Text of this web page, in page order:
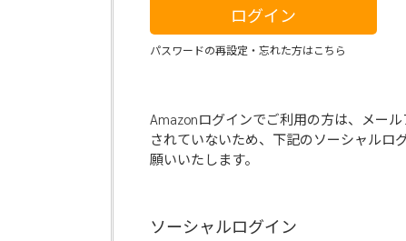
ログイン
パスワードの再設定・忘れた方はこちら
Amazonログインでご利用の方は、メー
されていないため、下記のソーシャルロ
願いいたします。
ソーシャルログイン